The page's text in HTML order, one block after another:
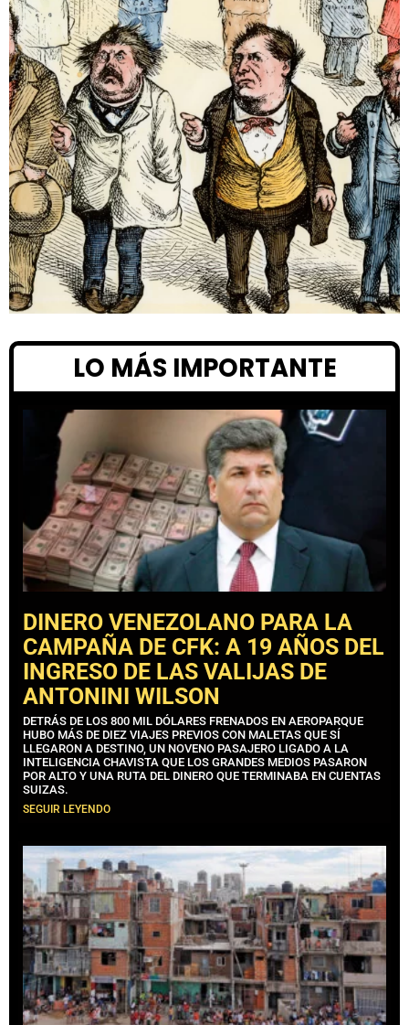
LO MÁS IMPORTANTE
DINERO VENEZOLANO PARA LA
CAMPAÑA DE CFK: A 19 AÑOS DEL
INGRESO DE LAS VALIJAS DE
ANTONINI WILSON
DETRÁS DE LOS 800 MIL DÓLARES FRENADOS EN AEROPARQUE
HUBO MÁS DE DIEZ VIAJES PREVIOS CON MALETAS QUE SÍ
LLEGARON A DESTINO, UN NOVENO PASAJERO LIGADO A LA
INTELIGENCIA CHAVISTA QUE LOS GRANDES MEDIOS PASARON
POR ALTO Y UNA RUTA DEL DINERO QUE TERMINABA EN CUENTAS
SUIZAS.
SEGUIR LEYENDO